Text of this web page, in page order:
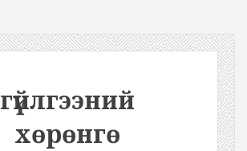
гүйлгээний
хөрөнгө